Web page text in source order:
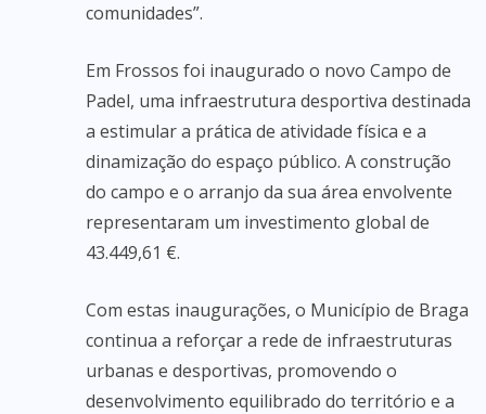
comunidades”.
Em Frossos foi inaugurado o novo Campo de
Padel, uma infraestrutura desportiva destinada
a estimular a prática de atividade física e a
dinamização do espaço público. A construção
do campo e o arranjo da sua área envolvente
representaram um investimento global de
43.449,61 €.
Com estas inaugurações, o Município de Braga
continua a reforçar a rede de infraestruturas
urbanas e desportivas, promovendo o
desenvolvimento equilibrado do território e a